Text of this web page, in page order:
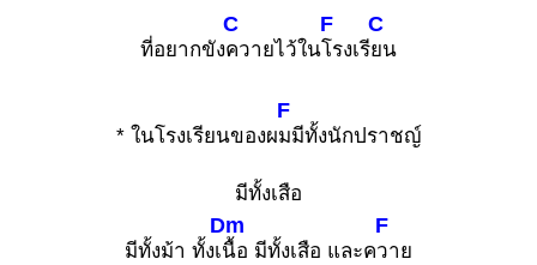
ที่อยากขัง
C
ควายไว้ใน
F
โรงเรี
C
ยน
* ในโรงเรียนของผ
F
มมีทั้งนักปราชญ์
มีทั้งเสือ
มีทั้งม้า ทั้งเ
Dm
นื้อ มีทั้งเสือ และค
F
วาย